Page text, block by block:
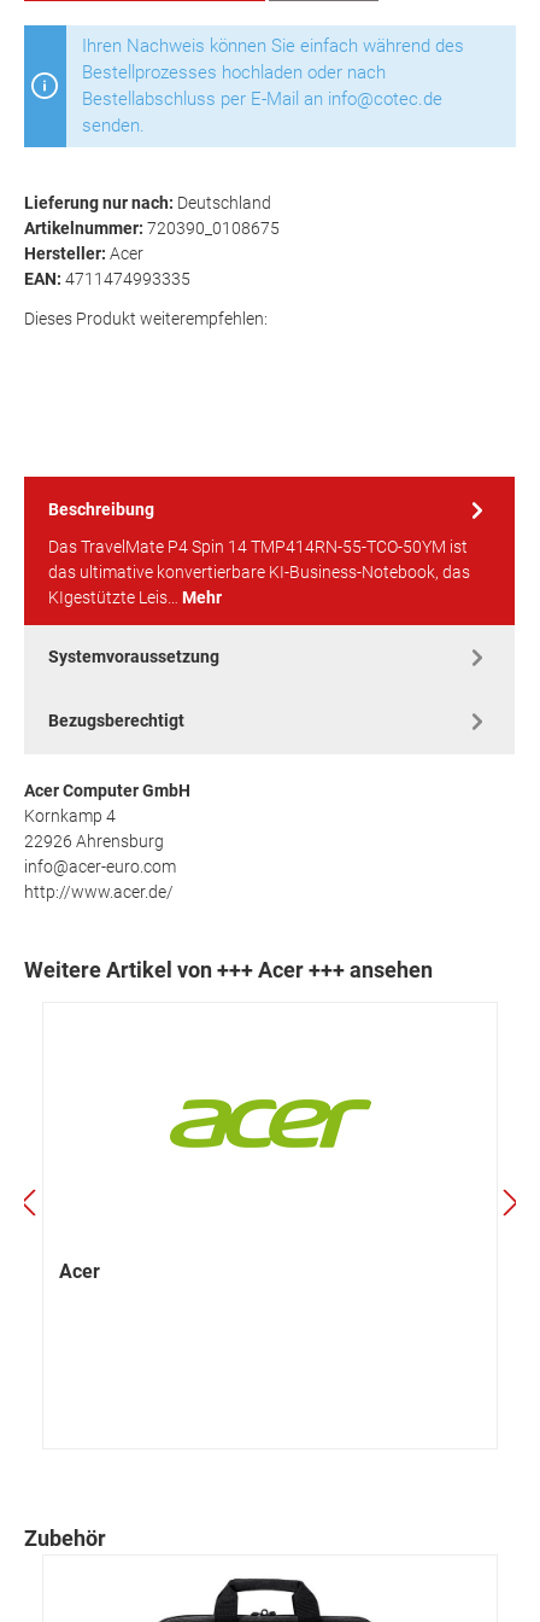
Ihren Nachweis können Sie einfach während des
Bestellprozesses hochladen oder nach
Bestellabschluss per E-Mail an info@cotec.de
senden.
Lieferung nur nach: Deutschland
Artikelnummer: 720390_0108675
Hersteller: Acer
EAN: 4711474993335
Dieses Produkt weiterempfehlen:
Beschreibung
Das TravelMate P4 Spin 14 TMP414RN-55-TCO-50YM ist
das ultimative konvertierbare KI-Business-Notebook, das
KIgestützte Leis… Mehr
Systemvoraussetzung
Bezugsberechtigt
Acer Computer GmbH
Kornkamp 4
22926 Ahrensburg
info@acer-euro.com
http://www.acer.de/
Weitere Artikel von +++ Acer +++ ansehen
Acer
Zubehör